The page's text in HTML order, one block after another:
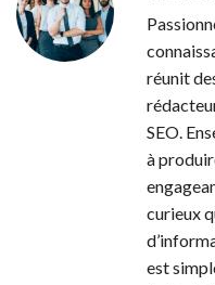
réunit
SEO.
à
curieux
est